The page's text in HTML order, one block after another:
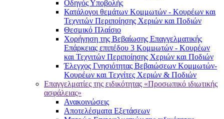
Οδηγός Υποβολής
Κατάλογοι θεμάτων Κομμωτών - Κουρέων και
Τεχνιτών Περιποίησης Χεριών και Ποδιών
Θεσμικό Πλαίσιο
Χορήγηση της Βεβαίωσης Επαγγελματικής
Επάρκειας επιπέδου 3 Κομμωτών - Κουρέων
και Τεχνιτών Περιποίησης Χεριών και Ποδιών
Έλεγχος Γνησιότητας Βεβαιώσεων Κομμωτών-
Κουρέων και Τεχνίτες Χεριών & Ποδιών
Επαγγελματίες της ειδικότητας «Προσωπικό ιδιωτικής
ασφάλειας»
Ανακοινώσεις
Αποτελέσματα Εξετάσεων